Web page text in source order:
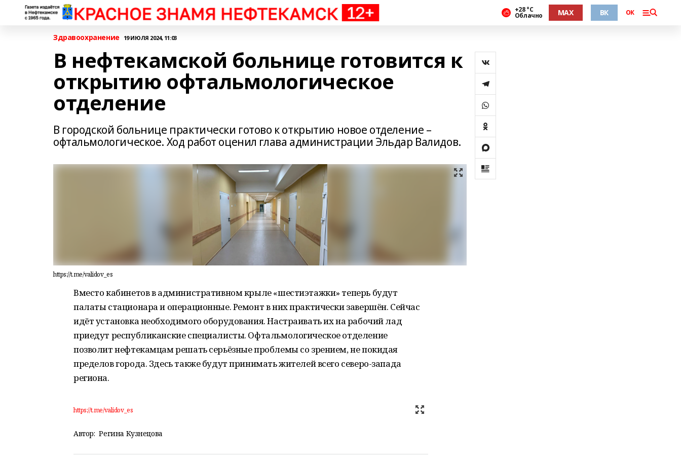
+28 °С
Облачно MAX ВК ОК
Здравоохранение 19 ИЮЛЯ 2024, 11:03
В нефтекамской больнице готовится к
открытию офтальмологическое
отделение
В городской больнице практически готово к открытию новое отделение –
офтальмологическое. Ход работ оценил глава администрации Эльдар Валидов.
https://t.me/validov_es
Вместо кабинетов в административном крыле «шестиэтажки» теперь будут
палаты стационара и операционные. Ремонт в них практически завершён. Сейчас
идёт установка необходимого оборудования. Настраивать их на рабочий лад
приедут республиканские специалисты. Офтальмологическое отделение
позволит нефтекамцам решать серьёзные проблемы со зрением, не покидая
пределов города. Здесь также будут принимать жителей всего северо-запада
региона.
https://t.me/validov_es
Автор: Регина Кузнецова